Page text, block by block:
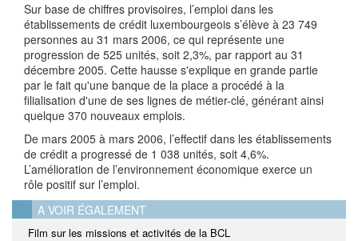
Sur base de chiffres provisoires, l’emploi dans les
établissements de crédit luxembourgeois s’élève à 23 749
personnes au 31 mars 2006, ce qui représente une
progression de 525 unités, soit 2,3%, par rapport au 31
décembre 2005. Cette hausse s'explique en grande partie
par le fait qu'une banque de la place a procédé à la
filialisation d'une de ses lignes de métier-clé, générant ainsi
quelque 370 nouveaux emplois.
De mars 2005 à mars 2006, l’effectif dans les établissements
de crédit a progressé de 1 038 unités, soit 4,6%.
L’amélioration de l’environnement économique exerce un
rôle positif sur l’emploi.
A VOIR ÉGALEMENT
Film sur les missions et activités de la BCL